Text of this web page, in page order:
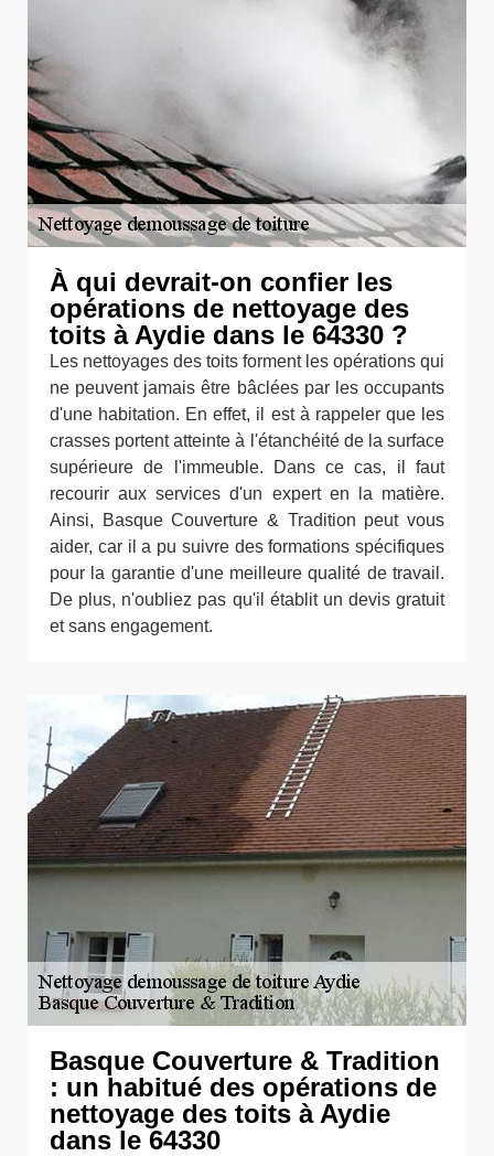
À qui devrait-on confier les
opérations de nettoyage des
toits à Aydie dans le 64330 ?
Les nettoyages des toits forment les opérations qui
ne peuvent jamais être bâclées par les occupants
d'une habitation. En effet, il est à rappeler que les
crasses portent atteinte à l'étanchéité de la surface
supérieure de l'immeuble. Dans ce cas, il faut
recourir aux services d'un expert en la matière.
Ainsi, Basque Couverture & Tradition peut vous
aider, car il a pu suivre des formations spécifiques
pour la garantie d'une meilleure qualité de travail.
De plus, n'oubliez pas qu'il établit un devis gratuit
et sans engagement.
Basque Couverture & Tradition
: un habitué des opérations de
nettoyage des toits à Aydie
dans le 64330